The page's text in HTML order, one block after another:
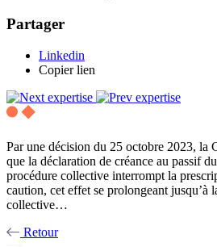
Partager
Linkedin
Copier lien
Par une décision du 25 octobre 2023, la
que la déclaration de créance au passif
procédure collective interrompt la
caution, cet effet se prolongeant jusqu’à
collective…
Retour